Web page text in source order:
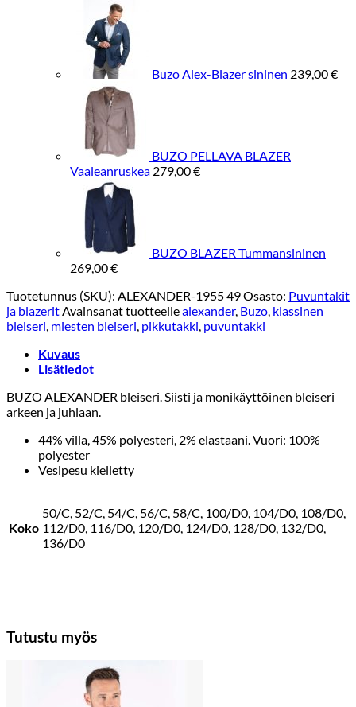
Buzo Alex-Blazer sininen 239,00€
BUZO PELLAVA BLAZER
Vaaleanruskea 279,00€
BUZO BLAZER Tummansininen
269,00€
Tuotetunnus (SKU): ALEXANDER-1955 49Osasto: Puvuntakit
ja blazeritAvainsanat tuotteellealexander, Buzo, klassinen
bleiseri, miesten bleiseri, pikkutakki, puvuntakki
Kuvaus
Lisätiedot
BUZO ALEXANDER bleiseri. Siisti ja monikäyttöinen bleiseri
arkeen ja juhlaan.
44% villa, 45% polyesteri, 2% elastaani. Vuori: 100%
polyester
Vesipesu kielletty
Koko
50/C, 52/C, 54/C, 56/C, 58/C, 100/D0, 104/D0, 108/D0,
112/D0, 116/D0, 120/D0, 124/D0, 128/D0, 132/D0,
136/D0
Tutustu myös